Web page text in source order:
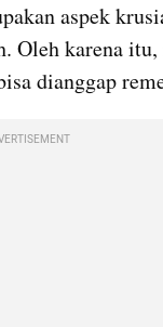
aspek
Oleh karena
dianggap